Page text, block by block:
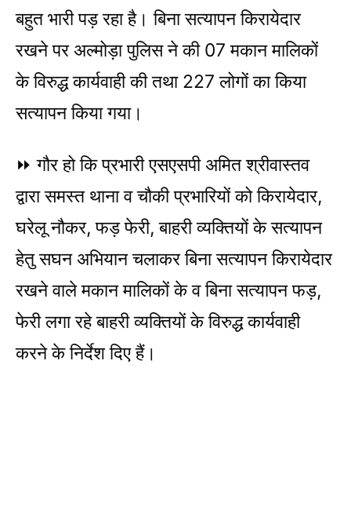
बहुत भारी पड़ रहा है। बिना सत्यापन किरायेदार
रखने पर अल्मोड़ा पुलिस ने की 07 मकान मालिकों
के विरुद्ध कार्यवाही की तथा 227 लोगों का किया
सत्यापन किया गया।
⏩ गौर हो कि प्रभारी एसएसपी अमित श्रीवास्तव
द्वारा समस्त थाना व चौकी प्रभारियों को किरायेदार,
घरेलू नौकर, फड़ फेरी, बाहरी व्यक्तियों के सत्यापन
हेतु सघन अभियान चलाकर बिना सत्यापन किरायेदार
रखने वाले मकान मालिकों के व बिना सत्यापन फड़,
फेरी लगा रहे बाहरी व्यक्तियों के विरुद्ध कार्यवाही
करने के निर्देश दिए हैं।